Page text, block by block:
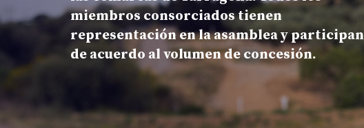
miembros consorciados tienen
representación en la asamblea y participan
de acuerdo al volumen de concesión.